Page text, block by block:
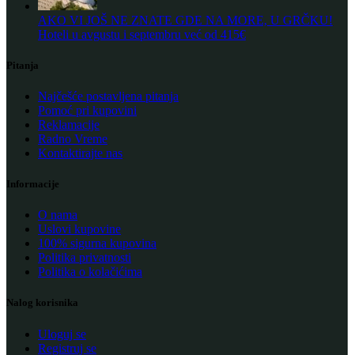
AKO VI JOŠ NE ZNATE GDE NA MORE, U GRČKU!
Hoteli u avgustu i septembru već od 415€
Pitanja
Najčešće postavljena pitanja
Pomoć pri kupovini
Reklamacije
Radno Vreme
Kontaktirajte nas
Informacije
O nama
Uslovi kupovine
100% sigurna kupovina
Politika privatnosti
Politika o kolačićima
Nalog korisnika
Uloguj se
Registruj se